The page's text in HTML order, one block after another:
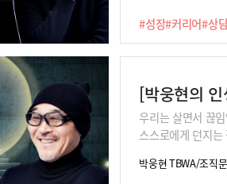
#성장#커리어#상
[박웅현의
우리는 살면서 끊
스스로에게 던지
박웅현 TBWA/조직